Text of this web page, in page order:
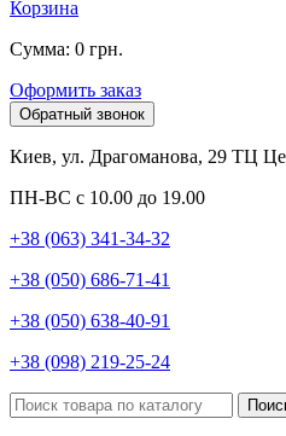
Корзина
Сумма: 0 грн.
Оформить заказ
Обратный звонок
Киев, ул. Драгоманова, 29 ТЦ
ПН-ВС с 10.00 до 19.00
+38 (063) 341-34-32
+38 (050) 686-71-41
+38 (050) 638-40-91
+38 (098) 219-25-24